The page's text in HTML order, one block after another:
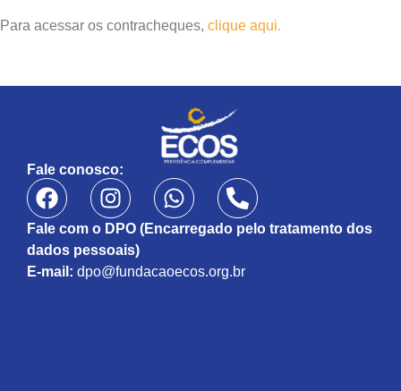
Para acessar os contracheques, clique aqui.
Fale conosco:
Fale com o DPO (Encarregado pelo tratamento dos
dados pessoais)
E-mail: dpo@fundacaoecos.org.br